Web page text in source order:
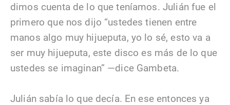
dimos cuenta de lo que teníamos. Julián fue el
primero que nos dijo “ustedes tienen entre
manos algo muy hijueputa, yo lo sé, esto va a
ser muy hijueputa, este disco es más de lo que
ustedes se imaginan” —dice Gambeta.
Julián sabía lo que decía. En ese entonces ya